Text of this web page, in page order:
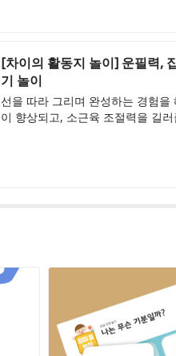
[차이의 활동지 놀이] 운필력,
기 놀이
선을 따라 그리며 완성하는 경험을
이 향상되고, 소근육 조절력을 길러